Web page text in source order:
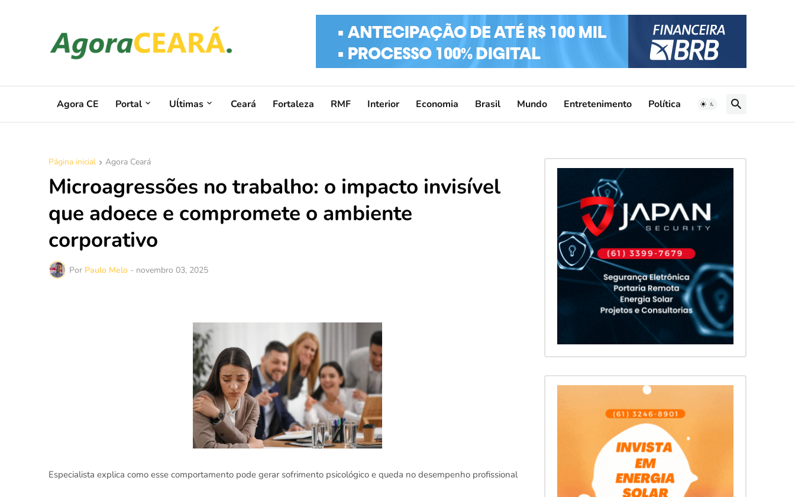
Agora CE Portal Uĺtimas Ceará Fortaleza RMF Interior Economia Brasil Mundo Entretenimento Política
Página inicial Agora Ceará
Microagressões no trabalho: o impacto invisível
que adoece e compromete o ambiente
corporativo
Por Paulo Melo - novembro 03, 2025
Especialista explica como esse comportamento pode gerar sofrimento psicológico e queda no desempenho profissional